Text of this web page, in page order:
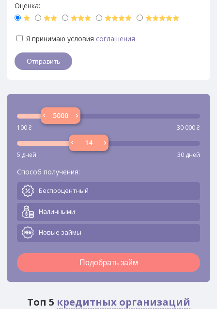
Оценка:
Я принимаю условия соглашения
100₴ 30 000₴
5 дней 30 дней
Способ получения:
Беспроцентный
Наличными
Новые займы
Подобрать займ
Топ 5 кредитных организаций